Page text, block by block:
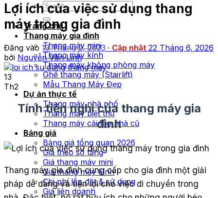
Trang chủ
Thang máy gia đình
Thang máy mini
Thang máy kính
Thang máy không phòng máy
Ghế thang máy (Stairlift)
Mẫu Thang Máy Đẹp
Dự án thực tế
Thang máy nhà phố
Thang máy biệt thự
Thang máy cải tạo nhà cũ
Bảng giá
Bảng giá tổng quan 2026
Giá theo số tầng
Giá thang máy mini
Giá thang máy kính
Chi phí lắp đặt & sử dụng
Giá liên doanh
Lợi ích của việc sử dụng thang
máy trong gia đình
Đăng vào 13 Tháng 2, 2023
22 Tháng 6, 2026
bởi Nguyễn Văn Linh
13
Th2
Tính tiện nghi của thang máy gia
đình
Thang máy gia đình cung cấp cho gia đình một giải
pháp dễ dàng và tiện lợi cho việc di chuyển trong